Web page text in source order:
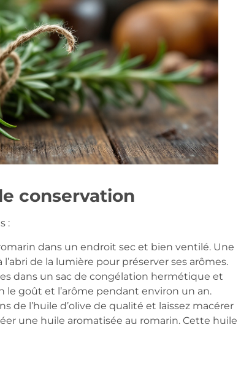
conservation
:
dans un endroit sec et bien ventilé. Une
de la lumière pour préserver ses arômes.
dans un sac de congélation hermétique et
goût et l’arôme pendant environ un an.
de l’huile d’olive de qualité et laissez macérer
une huile aromatisée au romarin. Cette huile